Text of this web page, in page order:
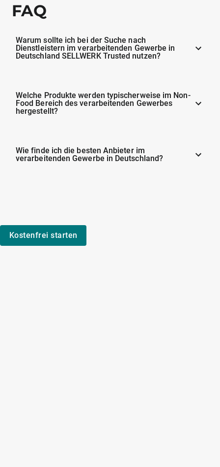
FAQ
Warum sollte ich bei der Suche nach
Dienstleistern im verarbeitenden Gewerbe in
Deutschland SELLWERK Trusted nutzen?
Welche Produkte werden typischerweise im Non-
Food Bereich des verarbeitenden Gewerbes
hergestellt?
Wie finde ich die besten Anbieter im
verarbeitenden Gewerbe in Deutschland?
Kostenfrei starten